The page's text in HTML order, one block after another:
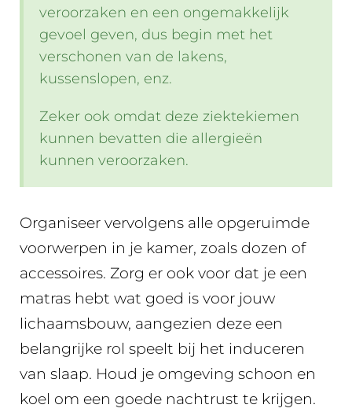
veroorzaken en een ongemakkelijk
gevoel geven, dus begin met het
verschonen van de lakens,
kussenslopen, enz.
Zeker ook omdat deze ziektekiemen
kunnen bevatten die allergieën
kunnen veroorzaken.
Organiseer vervolgens alle opgeruimde
voorwerpen in je kamer, zoals dozen of
accessoires. Zorg er ook voor dat je een
matras hebt wat goed is voor jouw
lichaamsbouw, aangezien deze een
belangrijke rol speelt bij het induceren
van slaap. Houd je omgeving schoon en
koel om een goede nachtrust te krijgen.